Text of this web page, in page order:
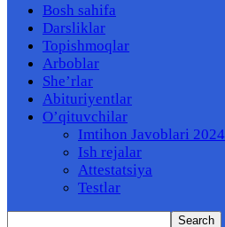
Bosh sahifa
Darsliklar
Topishmoqlar
Arboblar
She’rlar
Abituriyentlar
O’qituvchilar
Imtihon Javoblari 2024
Ish rejalar
Attestatsiya
Testlar